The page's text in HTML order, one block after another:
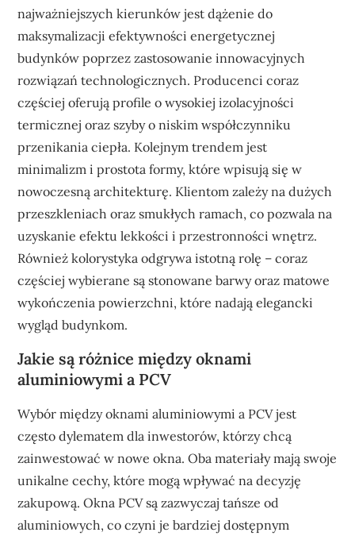
najważniejszych kierunków jest dążenie do
maksymalizacji efektywności energetycznej
budynków poprzez zastosowanie innowacyjnych
rozwiązań technologicznych. Producenci coraz
częściej oferują profile o wysokiej izolacyjności
termicznej oraz szyby o niskim współczynniku
przenikania ciepła. Kolejnym trendem jest
minimalizm i prostota formy, które wpisują się w
nowoczesną architekturę. Klientom zależy na dużych
przeszkleniach oraz smukłych ramach, co pozwala na
uzyskanie efektu lekkości i przestronności wnętrz.
Również kolorystyka odgrywa istotną rolę – coraz
częściej wybierane są stonowane barwy oraz matowe
wykończenia powierzchni, które nadają elegancki
wygląd budynkom.
Jakie są różnice między oknami
aluminiowymi a PCV
Wybór między oknami aluminiowymi a PCV jest
często dylematem dla inwestorów, którzy chcą
zainwestować w nowe okna. Oba materiały mają swoje
unikalne cechy, które mogą wpływać na decyzję
zakupową. Okna PCV są zazwyczaj tańsze od
aluminiowych, co czyni je bardziej dostępnym